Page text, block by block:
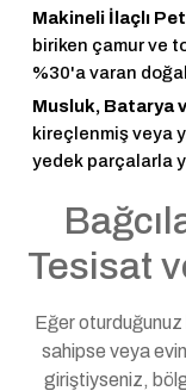
Makineli İlaçlı
biriken çamur ve
%30'a varan
Musluk, Batarya
kireçlenmiş veya
yedek parçalarla
Tesisat
Eğer
sahipse veya
giriştiyseniz,